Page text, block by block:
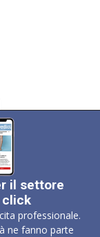
il settore
click
professionale.
ne fanno parte